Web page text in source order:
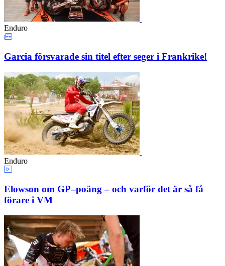
Enduro
Garcia försvarade sin titel efter seger i Frankrike!
Enduro
Elowson om GP–poäng – och varför det är så få
förare i VM